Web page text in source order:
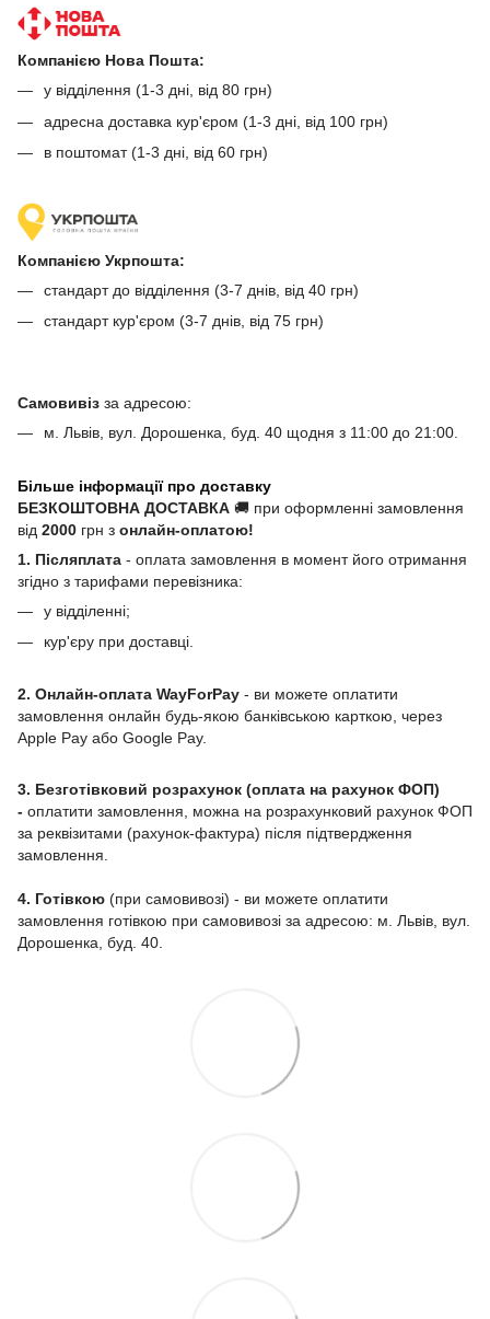
Компанією Нова Пошта:
у відділення (1-3 дні, від 80 грн)
адресна доставка кур'єром (1-3 дні, від 100 грн)
в поштомат (1-3 дні, від 60 грн)
Компанією Укрпошта:
стандарт до відділення (3-7 днів, від 40 грн)
стандарт кур'єром (3-7 днів, від 75 грн)
Самовивіз за адресою:
м. Львів, вул. Дорошенка, буд. 40 щодня з 11:00 до 21:00.
Більше інформації про доставку
БЕЗКОШТОВНА ДОСТАВКА 🚚 при оформленні замовлення
від 2000 грн з онлайн-оплатою!
1. Післяплата - оплата замовлення в момент його отримання
згідно з тарифами перевізника:
у відділенні;
кур'єру при доставці.
2. Онлайн-оплата WayForPay - ви можете оплатити
замовлення онлайн будь-якою банківською карткою, через
Apple Pay або Google Pay.
3. Безготівковий розрахунок (оплата на рахунок ФОП)
- оплатити замовлення, можна на розрахунковий рахунок ФОП
за реквізитами (рахунок-фактура) після підтвердження
замовлення.
4. Готівкою (при самовивозі) - ви можете оплатити
замовлення готівкою при самовивозі за адресою: м. Львів, вул.
Дорошенка, буд. 40.